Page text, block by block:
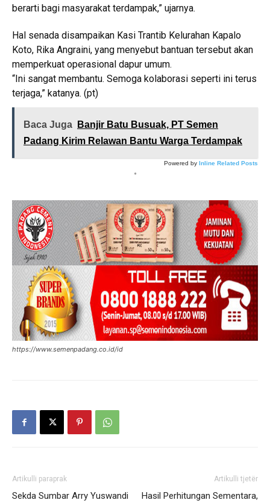
berarti bagi masyarakat terdampak,” ujarnya.
Hal senada disampaikan Kasi Trantib Kelurahan Kapalo
Koto, Rika Angraini, yang menyebut bantuan tersebut akan
memperkuat operasional dapur umum.
“Ini sangat membantu. Semoga kolaborasi seperti ini terus
terjaga,” katanya. (pt)
Baca Juga
Banjir Batu Busuak, PT Semen
Padang Kirim Relawan Bantu Warga Terdampak
Powered by Inline Related Posts
*
https://www.semenpadang.co.id/id
Artikulli paraprak
Sekda Sumbar Arry Yuswandi
Artikulli tjetër
Hasil Perhitungan Sementara,